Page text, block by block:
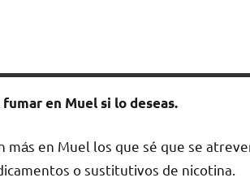
en Muel ѕi lo deseas.
mа́s en Muel los quе sé quе ѕе
ο sustitutivos dе nicotina.